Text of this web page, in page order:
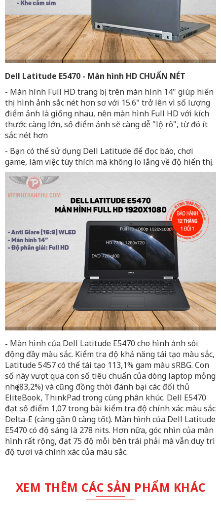
Dell Latitude E5470 - Màn hình HD CHUẨN NÉT
- Màn hình Full HD trang bị trên màn hình 14" giúp hiển
thị hình ảnh sắc nét hơn sơ với 15.6" trở lên vì số lượng
điểm ảnh là giống nhau, nên màn hình Full HD với kích
thước càng lớn, số điểm ảnh sẽ càng dễ "lộ rõ", từ đó ít
sắc nét hơn
- Bạn có thể sử dụng Dell Latitude để đọc báo, chơi
game, làm việc tùy thích mà không lo lắng về độ hiển thị.
- Màn hình của Dell Latitude E5470 cho hình ảnh sôi
động đầy màu sắc. Kiểm tra độ khả năng tái tạo màu sắc,
Latitude 5457 có thể tái tạo 113,1% gam màu sRBG. Con
số này vượt qua con số tiêu chuẩn của dòng laptop mỏng
nhẹ (83,2%) và cũng đồng thời đánh bại các đối thủ
EliteBook, ThinkPad trong cùng phân khúc. Dell E5470
đạt số điểm 1,07 trong bài kiểm tra độ chính xác màu sắc
Delta-E (càng gần 0 càng tốt). Màn hình của Dell Latitude
E5470 có độ sáng là 278 nits. Hơn nữa, góc nhìn của màn
hình rất rộng, đạt 75 độ mỗi bên trái phải mà vẫn duy trì
độ tươi và chính xác của màu sắc.
XEM THÊM CÁC SẢN PHẨM KHÁC